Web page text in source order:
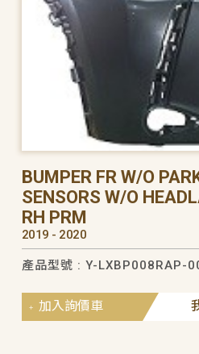
BUMPER FR W/O
SENSORS W/O
RH PRM
2019 - 2020
產品型號 : Y-LXBP008RAP-
加入詢價車